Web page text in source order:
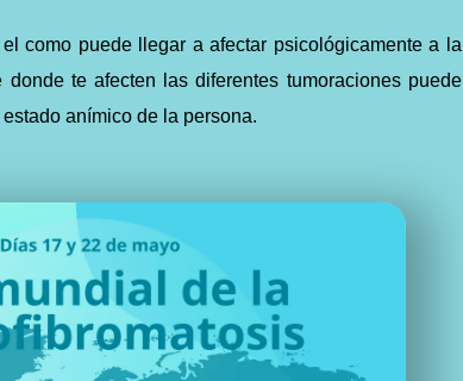
como puede llegar a afectar psicológicamente a la
te afecten las diferentes tumoraciones puede
anímico de la persona.